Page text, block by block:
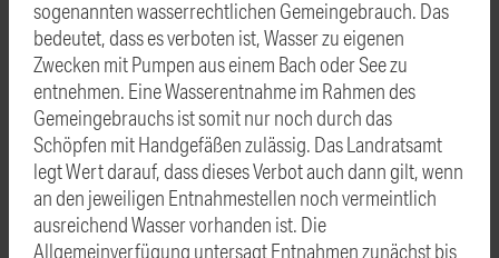
sogenannten wasserrechtlichen Gemeingebrauch. Das
bedeutet, dass es verboten ist, Wasser zu eigenen
Zwecken mit Pumpen aus einem Bach oder See zu
entnehmen. Eine Wasserentnahme im Rahmen des
Gemeingebrauchs ist somit nur noch durch das
Schöpfen mit Handgefäßen zulässig. Das Landratsamt
legt Wert darauf, dass dieses Verbot auch dann gilt, wenn
an den jeweiligen Entnahmestellen noch vermeintlich
ausreichend Wasser vorhanden ist. Die
Allgemeinverfügung untersagt Entnahmen zunächst bis